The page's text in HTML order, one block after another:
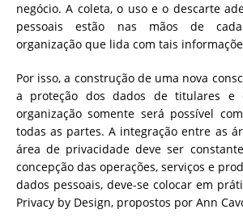
negócio. A coleta, o uso e o descarte
pessoais estão nas mãos de
organização que lida com tais
Por isso, a construção de uma nova
a proteção dos dados de titulares e
organização somente será possível
todas as partes. A integração entre as
área de privacidade deve ser
concepção das operações, serviços e
dados pessoais, deve-se colocar em
Privacy by Design, propostos por Ann